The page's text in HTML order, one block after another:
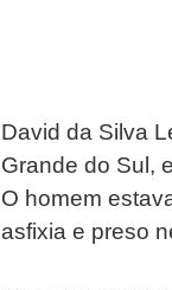
David da Silva
Grande do Sul,
O homem
asfixia e preso